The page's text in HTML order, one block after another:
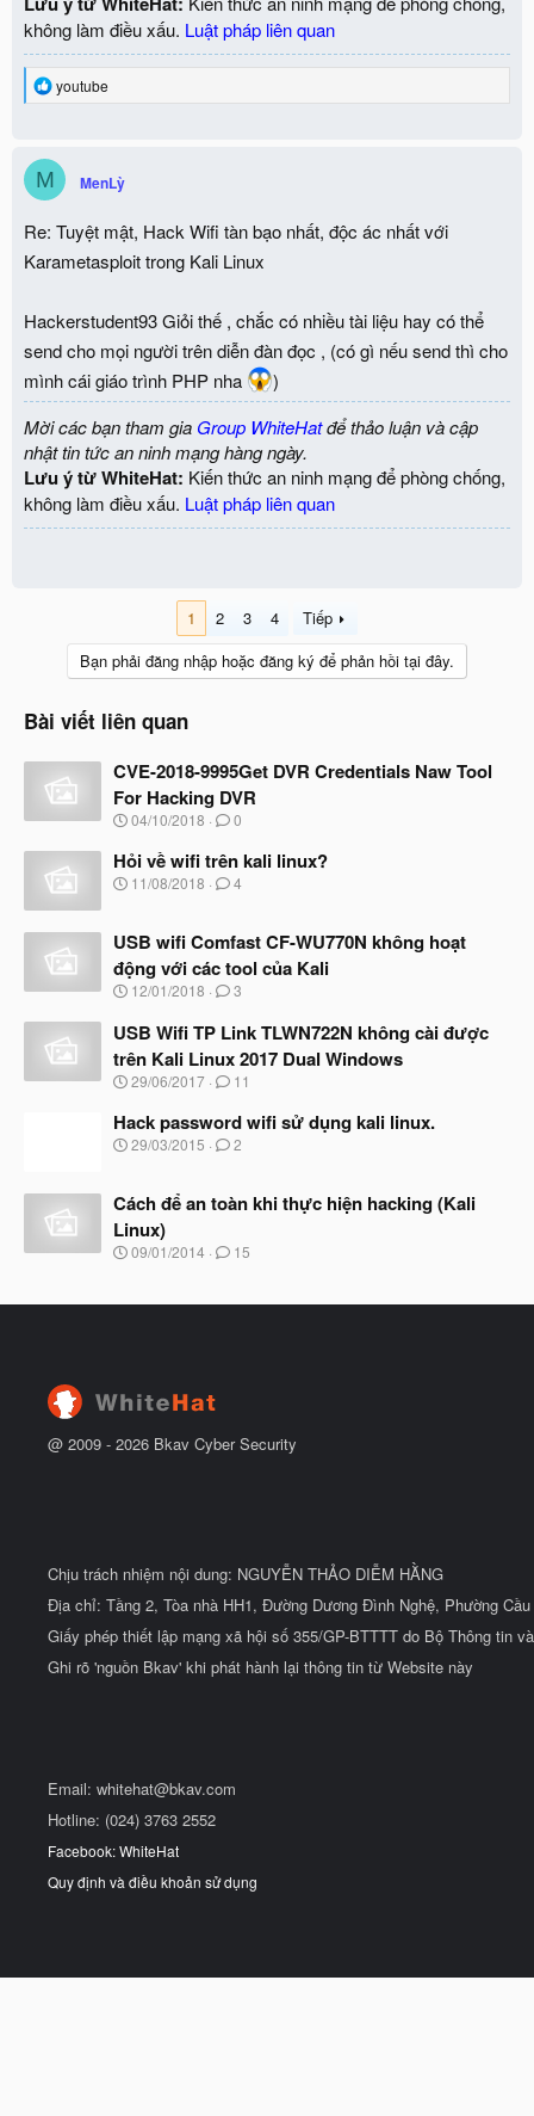
không làm điều xấu. Luật pháp liên quan
R
e
t
o
s
:
youtube
M MenLỳ
Re: Tuyệt mật, Hack Wifi tàn bạo nhất, độc ác nhất với
Karametasploit trong Kali Linux
Hackerstudent93 Giỏi thế , chắc có nhiều tài liệu hay có thể
send cho mọi người trên diễn đàn đọc , (có gì nếu send thì cho
mình cái giáo trình PHP nha
)
Mời các bạn tham gia Group WhiteHatđể thảo luận và cập
nhật tin tức an ninh mạng hàng ngày.
Lưu ý từ WhiteHat: Kiến thức an ninh mạng để phòng chống,
không làm điều xấu. Luật pháp liên quan
1 2 3 4
Tiếp
Bạn phải đăng nhập hoặc đăng ký để phản hồi tại đây.
Bài viết liên quan
CVE-2018-9995Get DVR Credentials Naw Tool
For Hacking DVR
N
à
y
b
t
đ
ầ
u
04/10/2018 0
Hỏi về wifi trên kali linux?
N
y
b
ắ
t
ầ
u
11/08/2018 4
USB wifi Comfast CF-WU770N không hoạt
động với các tool của Kali
N
à
y
b
ắ
đ
ầ
12/01/2018 3
USB Wifi TP Link TLWN722N không cài được
trên Kali Linux 2017 Dual Windows
N
à
y
b
t
đ
ầ
u
29/06/2017 11
Hack password wifi sử dụng kali linux.
N
y
ắ
t
29/03/2015 2
Cách để an toàn khi thực hiện hacking (Kali
Linux)
N
y
ầ
09/01/2014 15
@ 2009 - 2026 Bkav Cyber Security
Chịu trách nhiệm nội dung: NGUYỄN THẢO DIỄM HẰNG
Địa chỉ: Tầng 2, Tòa nhà HH1, Đường Dương Đình Nghệ, Phường
Giấy phép thiết lập mạng xã hội số 355/GP-BTTTT do Bộ Thông tin
Ghi rõ 'nguồn Bkav' khi phát hành lại thông tin từ Website này
Email: whitehat@bkav.com
Hotline: (024) 3763 2552
Facebook: WhiteHat
Quy định và điều khoản sử dụng